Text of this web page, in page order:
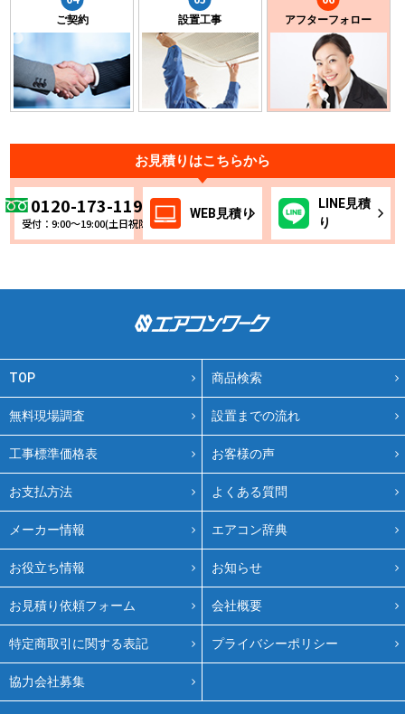
ご契約 設置工事 アフターフォロー
お見積りはこちらから
0120-173-119
受付：9:00～19:00(土日祝除く)
WEB 見積り
LINE見積
り
TOP 商品検索
無料現場調査 設置までの流れ
工事標準価格表 お客様の声
お支払方法 よくある質問
メーカー情報 エアコン辞典
お役立ち情報 お知らせ
お見積り依頼フォーム 会社概要
特定商取引に関する表記 プライバシーポリシー
協力会社募集